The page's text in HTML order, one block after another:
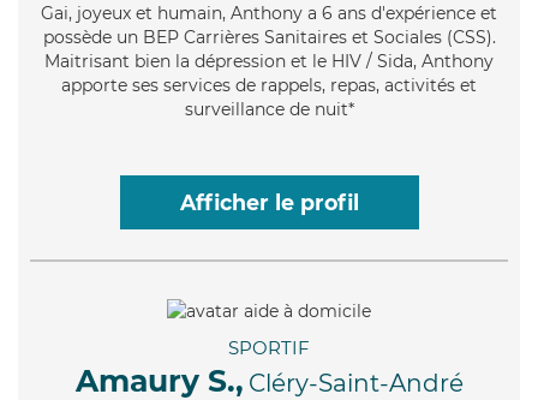
Gai, joyeux et humain, Anthony a 6 ans d'expérience et
possède un BEP Carrières Sanitaires et Sociales (CSS).
Maitrisant bien la dépression et le HIV / Sida, Anthony
apporte ses services de rappels, repas, activités et
surveillance de nuit*
Afficher le profil
SPORTIF
Amaury S., Cléry-Saint-André